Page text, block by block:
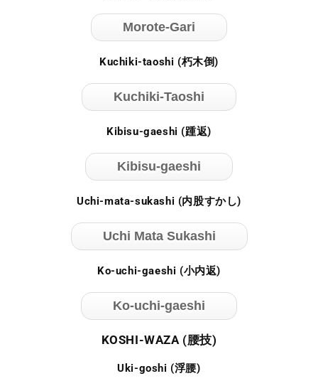
Morote-Gari
Kuchiki-taoshi (朽木倒)
Kuchiki-Taoshi
Kibisu-gaeshi (踵返)
Kibisu-gaeshi
Uchi-mata-sukashi (内股すかし)
Uchi Mata Sukashi
Ko-uchi-gaeshi (小内返)
Ko-uchi-gaeshi
KOSHI-WAZA (腰技)
Uki-goshi (浮腰)